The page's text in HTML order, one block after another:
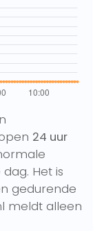
24 uur
Het is
gedurende
meldt alleen